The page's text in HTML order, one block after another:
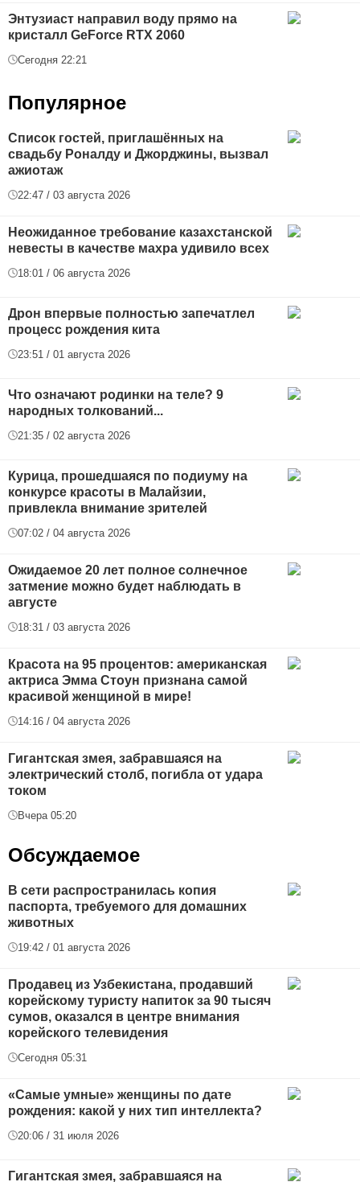
Энтузиаст направил воду прямо на
кристалл GeForce RTX 2060
Сегодня 22:21
Популярное
Список гостей, приглашённых на
свадьбу Роналду и Джорджины, вызвал
ажиотаж
22:47 / 03 августа 2026
Неожиданное требование казахстанской
невесты в качестве махра удивило всех
18:01 / 06 августа 2026
Дрон впервые полностью запечатлел
процесс рождения кита
23:51 / 01 августа 2026
Что означают родинки на теле? 9
народных толкований...
21:35 / 02 августа 2026
Курица, прошедшаяся по подиуму на
конкурсе красоты в Малайзии,
привлекла внимание зрителей
07:02 / 04 августа 2026
Ожидаемое 20 лет полное солнечное
затмение можно будет наблюдать в
августе
18:31 / 03 августа 2026
Красота на 95 процентов: американская
актриса Эмма Стоун признана самой
красивой женщиной в мире!
14:16 / 04 августа 2026
Гигантская змея, забравшаяся на
электрический столб, погибла от удара
током
Вчера 05:20
Обсуждаемое
В сети распространилась копия
паспорта, требуемого для домашних
животных
19:42 / 01 августа 2026
Продавец из Узбекистана, продавший
корейскому туристу напиток за 90 тысяч
сумов, оказался в центре внимания
корейского телевидения
Сегодня 05:31
«Самые умные» женщины по дате
рождения: какой у них тип интеллекта?
20:06 / 31 июля 2026
Гигантская змея, забравшаяся на